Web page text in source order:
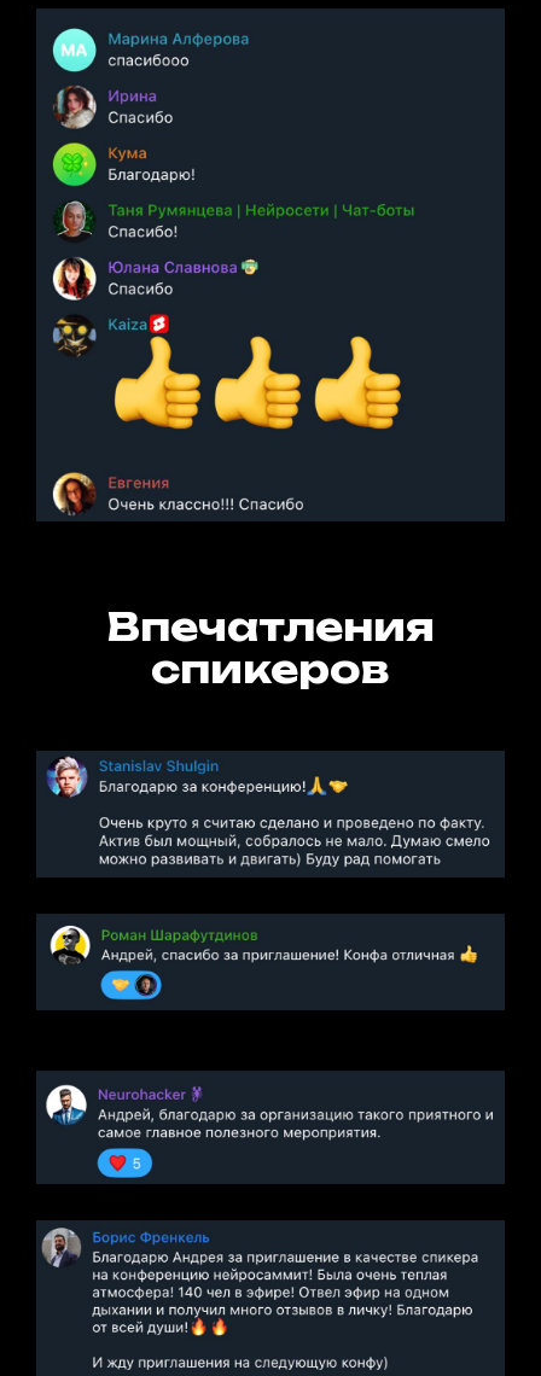
Впечатления
спикеров